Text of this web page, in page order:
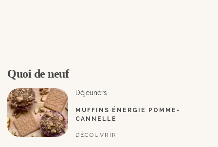
Quoi de neuf
Déjeuners
MUFFINS ÉNERGIE POMME-
CANNELLE
DÉCOUVRIR